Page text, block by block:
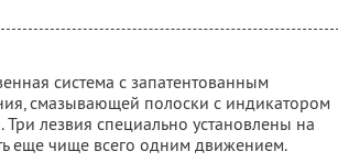
система с запатентованным
смазывающей полоски с индикатором
лезвия специально установлены на
еще чище всего одним движением.